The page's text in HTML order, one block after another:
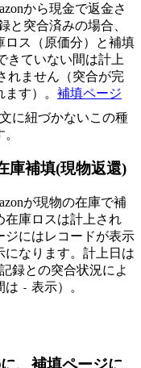
から現金で返金さ
と突合済みの場合、
ロス（原価分）と補填
きていない間は計上
れません（突合が完
す）。 補填ページ
に紐づかないこの種
庫補填(現物返還)
が現物の在庫で補
在庫ロスは計上され
ジにはレコードが表示
になります。計上日は
録との突合状況によ
は - 表示）。
、補填ページに